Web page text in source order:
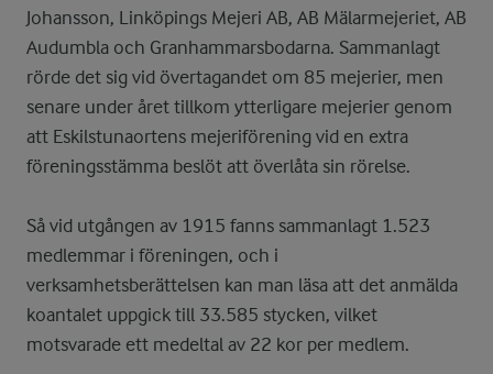
Johansson, Linköpings Mejeri AB, AB Mälarmejeriet, AB
Audumbla och Granhammarsbodarna. Sammanlagt
rörde det sig vid övertagandet om 85 mejerier, men
senare under året tillkom ytterligare mejerier genom
att Eskilstunaortens mejeriförening vid en extra
föreningsstämma beslöt att överlåta sin rörelse.
Så vid utgången av 1915 fanns sammanlagt 1.523
medlemmar i föreningen, och i
verksamhetsberättelsen kan man läsa att det anmälda
koantalet uppgick till 33.585 stycken, vilket
motsvarade ett medeltal av 22 kor per medlem.